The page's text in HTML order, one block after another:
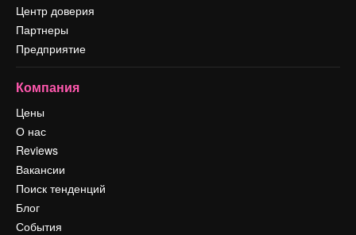
Центр доверия
Партнеры
Предприятие
Компания
Цены
О нас
Reviews
Вакансии
Поиск тенденций
Блог
События